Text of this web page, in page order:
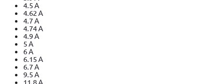
4.5 A
4.62 A
4.7 A
4.74 A
4.9 A
5 A
6 A
6.15 A
6.7 A
9.5 A
11.8 A